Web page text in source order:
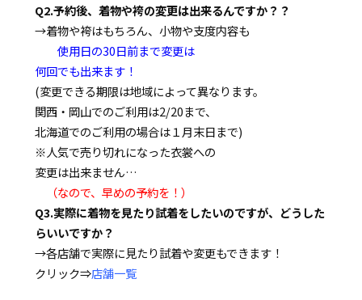
Q2.予約後、着物や袴の変更は出来るんですか？？
→着物や袴はもちろん、小物や支度内容も
使用日の30日前まで変更は
何回でも出来ます！
(変更できる期限は地域によって異なります。
関西・岡山でのご利用は2/20まで、
北海道でのご利用の場合は１月末日まで)
※人気で売り切れになった衣裳への
変更は出来ません…
（なので、早めの予約を！）
Q3.実際に着物を見たり試着をしたいのですが、どうした
らいいですか？
→各店舗で実際に見たり試着や変更もできます！
クリック⇒店舗一覧